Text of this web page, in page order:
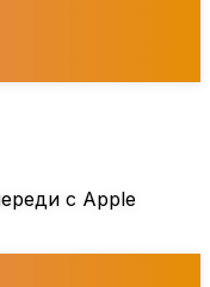
с Apple